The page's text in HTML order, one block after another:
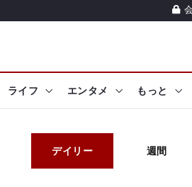
ライフ エンタメ もっと
デイリー 週間